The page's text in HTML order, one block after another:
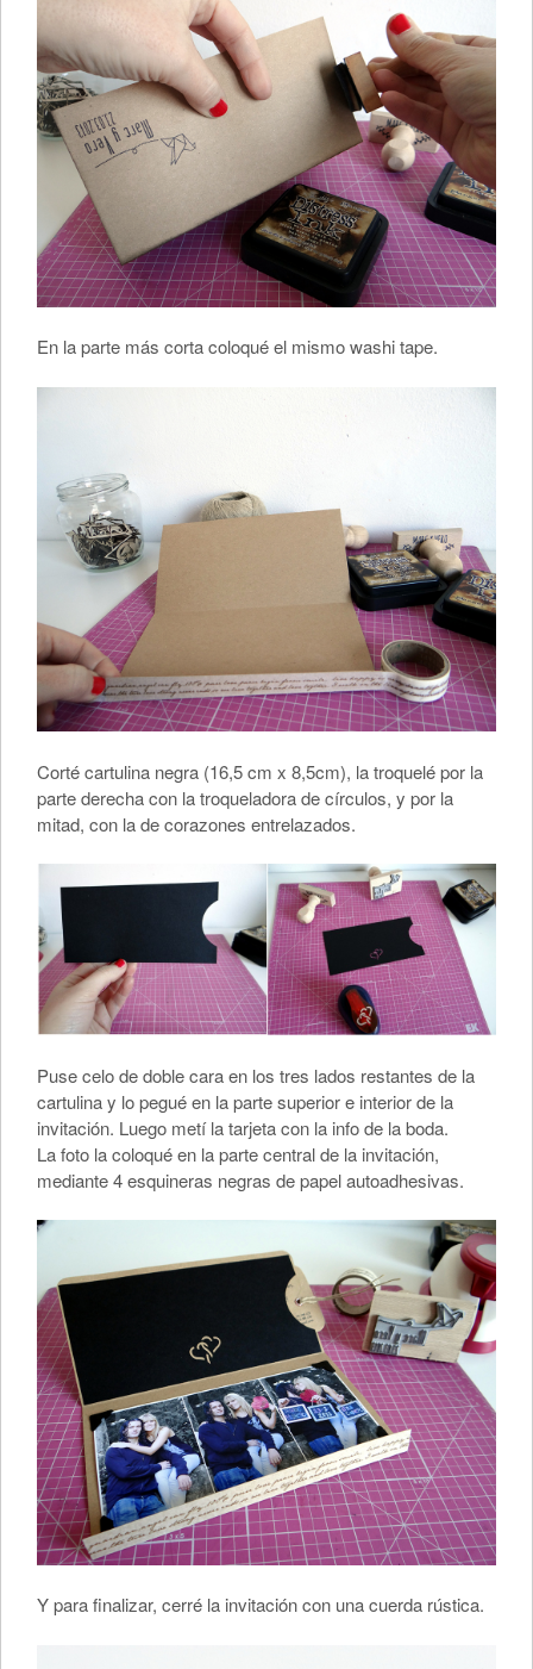
En la parte más corta coloqué el mismo washi tape.
Corté cartulina negra (16,5 cm x 8,5cm), la troquelé por la
parte derecha con la troqueladora de círculos, y por la
mitad, con la de corazones entrelazados.
Puse celo de doble cara en los tres lados restantes de la
cartulina y lo pegué en la parte superior e interior de la
invitación. Luego metí la tarjeta con la info de la boda.
La foto la coloqué en la parte central de la invitación,
mediante 4 esquineras negras de papel autoadhesivas.
Y para finalizar, cerré la invitación con una cuerda rústica.